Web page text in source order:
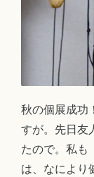
秋の個展成功
すが。先日友
たので。私も
は、なにより